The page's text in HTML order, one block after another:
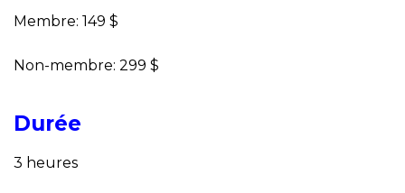
Membre: 149 $
Non-membre: 299 $
Durée
3 heures